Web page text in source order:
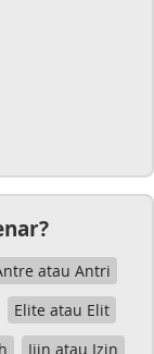
atau Antri
Elite atau Elit
Ijin atau Izin